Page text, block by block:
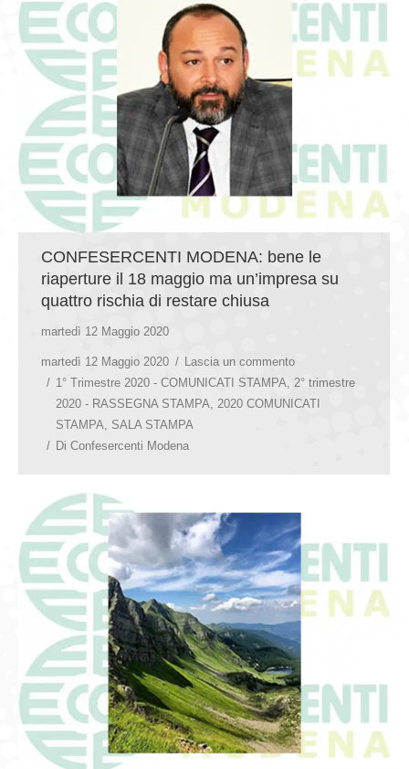
CONFESERCENTI MODENA: bene le
riaperture il 18 maggio ma un’impresa su
quattro rischia di restare chiusa
martedì 12 Maggio 2020
martedì 12 Maggio 2020
Lascia un commento
1° Trimestre 2020 - COMUNICATI STAMPA
2° trimestre
2020 - RASSEGNA STAMPA
2020 COMUNICATI
STAMPA
SALA STAMPA
Di Confesercenti Modena